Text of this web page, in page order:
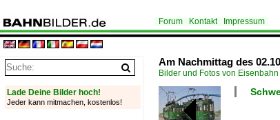
Forum Kontakt Impressum
Am Nachmittag des
Bilder und Fotos von
Lade Deine Bilder hoch!
Jeder kann mitmachen, kostenlos!